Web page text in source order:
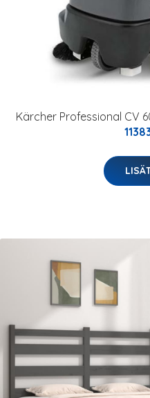
Kärcher Professional CV